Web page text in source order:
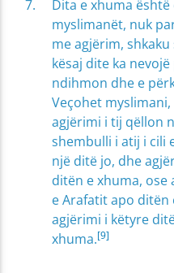
Dita e xhuma
myslimanët, nuk
me agjërim,
kësaj dite ka
ndihmon dhe e
Veçohet
agjërimi i tij qëllon
shembulli i atij i cili
një ditë jo, dhe
ditën e xhuma, ose
e Arafatit apo ditën
agjërimi i këtyre
xhuma.[9]